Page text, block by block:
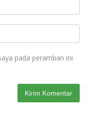
pada peramban ini